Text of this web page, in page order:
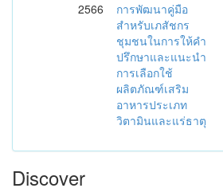
2566
การพัฒนาคู่มือ
สำหรับเภสัชกร
ชุมชนในการให้คำ
ปรึกษาและแนะนำ
การเลือกใช้
ผลิตภัณฑ์เสริม
อาหารประเภท
วิตามินและแร่ธาตุ
Discover